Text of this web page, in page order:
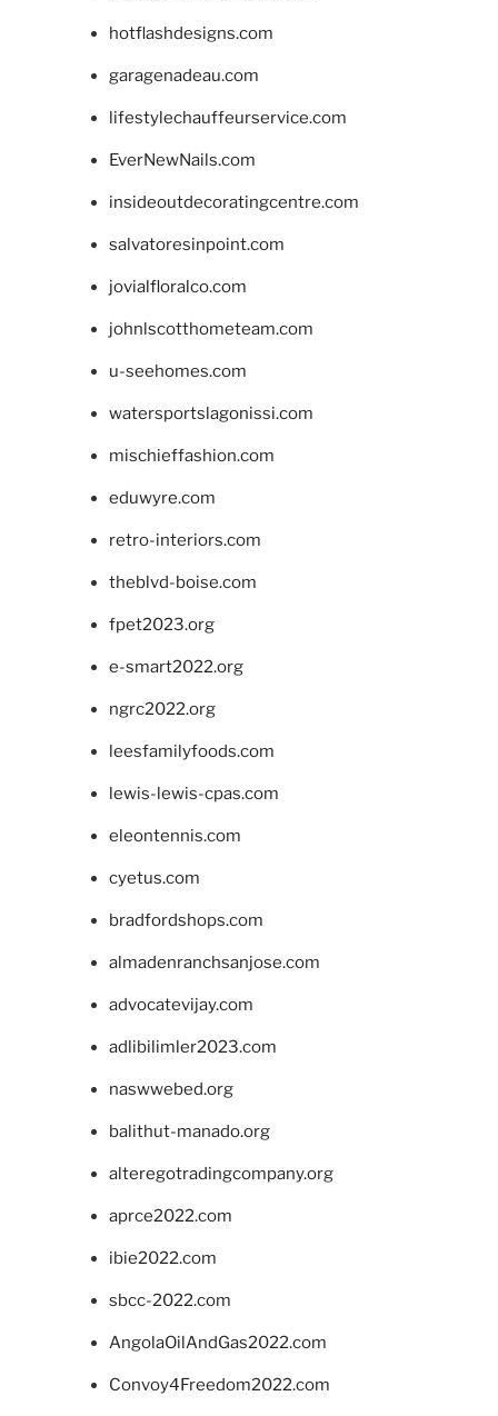
hotflashdesigns.com
garagenadeau.com
lifestylechauffeurservice.com
EverNewNails.com
insideoutdecoratingcentre.com
salvatoresinpoint.com
jovialfloralco.com
johnlscotthometeam.com
u-seehomes.com
watersportslagonissi.com
mischieffashion.com
eduwyre.com
retro-interiors.com
theblvd-boise.com
fpet2023.org
e-smart2022.org
ngrc2022.org
leesfamilyfoods.com
lewis-lewis-cpas.com
eleontennis.com
cyetus.com
bradfordshops.com
almadenranchsanjose.com
advocatevijay.com
adlibilimler2023.com
naswwebed.org
balithut-manado.org
alteregotradingcompany.org
aprce2022.com
ibie2022.com
sbcc-2022.com
AngolaOilAndGas2022.com
Convoy4Freedom2022.com